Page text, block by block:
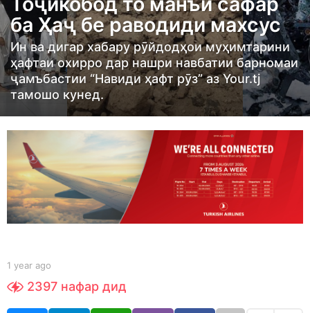
a
g
o
1
y
e
g
o
ба Ҳаҷ бе раводиди махсус
Ин ва дигар хабару рӯйдодҳои муҳимтарини
ҳафтаи охирро дар нашри навбатии барномаи
ҷамъбастии “Навиди ҳафт рӯз” аз Your.tj
тамошо кунед.
b
S
h
1 year ago
e
2397 нафар дид